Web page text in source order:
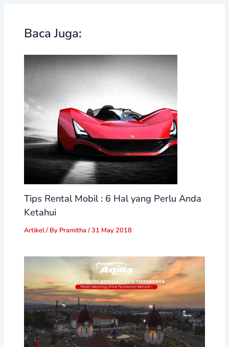
Baca Juga:
Tips Rental Mobil : 6 Hal yang Perlu Anda
Ketahui
Artikel/ By Pramitha/31 May 2018